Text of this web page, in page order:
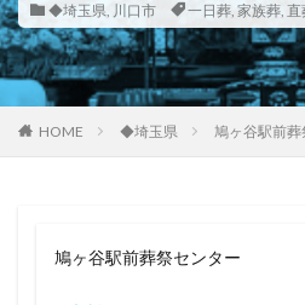
◆埼玉県, 川口市 一日葬, 家族葬, 直
HOME ◆埼玉県 鳩ヶ谷駅前葬
鳩ヶ谷駅前葬祭センター